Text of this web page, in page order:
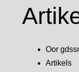
Oor
Artikels